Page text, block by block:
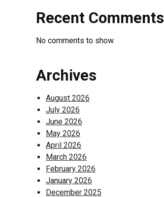
Recent Comments
No comments to show.
Archives
August 2026
July 2026
June 2026
May 2026
April 2026
March 2026
February 2026
January 2026
December 2025